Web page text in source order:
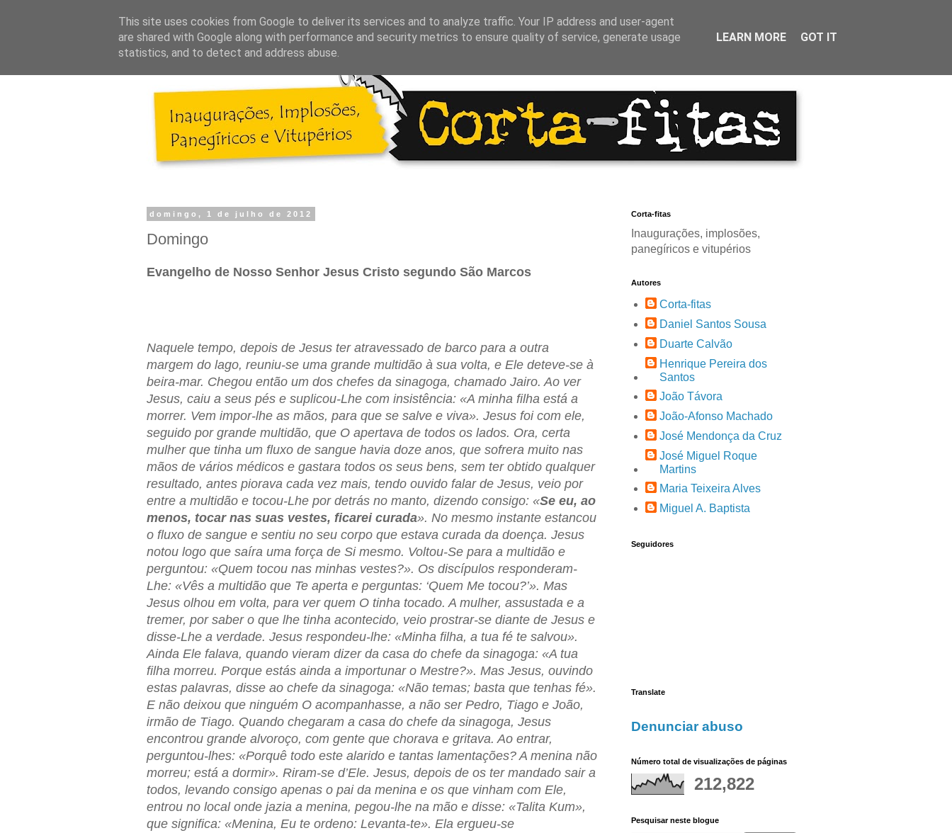
domingo, 1 de julho de 2012
Domingo
Evangelho de Nosso Senhor Jesus Cristo segundo São Marcos
Naquele tempo, depois de Jesus ter atravessado de barco para a outra
margem do lago, reuniu-se uma grande multidão à sua volta, e Ele deteve-se à
beira-mar. Chegou então um dos chefes da sinagoga, chamado Jairo. Ao ver
Jesus, caiu a seus pés e suplicou-Lhe com insistência: «A minha filha está a
morrer. Vem impor-lhe as mãos, para que se salve e viva». Jesus foi com ele,
seguido por grande multidão, que O apertava de todos os lados. Ora, certa
mulher que tinha um fluxo de sangue havia doze anos, que sofrera muito nas
mãos de vários médicos e gastara todos os seus bens, sem ter obtido qualquer
resultado, antes piorava cada vez mais, tendo ouvido falar de Jesus, veio por
entre a multidão e tocou-Lhe por detrás no manto, dizendo consigo: «Se eu, ao
menos, tocar nas suas vestes, ficarei curada». No mesmo instante estancou
o fluxo de sangue e sentiu no seu corpo que estava curada da doença. Jesus
notou logo que saíra uma força de Si mesmo. Voltou-Se para a multidão e
perguntou: «Quem tocou nas minhas vestes?». Os discípulos responderam-
Lhe: «Vês a multidão que Te aperta e perguntas: ‘Quem Me tocou?’». Mas
Jesus olhou em volta, para ver quem O tinha tocado. A mulher, assustada e a
tremer, por saber o que lhe tinha acontecido, veio prostrar-se diante de Jesus e
disse-Lhe a verdade. Jesus respondeu-lhe: «Minha filha, a tua fé te salvou».
Ainda Ele falava, quando vieram dizer da casa do chefe da sinagoga: «A tua
filha morreu. Porque estás ainda a importunar o Mestre?». Mas Jesus, ouvindo
estas palavras, disse ao chefe da sinagoga: «Não temas; basta que tenhas fé».
E não deixou que ninguém O acompanhasse, a não ser Pedro, Tiago e João,
irmão de Tiago. Quando chegaram a casa do chefe da sinagoga, Jesus
encontrou grande alvoroço, com gente que chorava e gritava. Ao entrar,
perguntou-lhes: «Porquê todo este alarido e tantas lamentações? A menina não
morreu; está a dormir». Riram-se d’Ele. Jesus, depois de os ter mandado sair a
todos, levando consigo apenas o pai da menina e os que vinham com Ele,
entrou no local onde jazia a menina, pegou-lhe na mão e disse: «Talita Kum»,
que significa: «Menina, Eu te ordeno: Levanta-te». Ela ergueu-se
Corta-fitas
Inaugurações, implosões,
panegíricos e vitupérios
Autores
Corta-fitas
Daniel Santos Sousa
Duarte Calvão
Henrique Pereira dos
Santos
João Távora
João-Afonso Machado
José Mendonça da Cruz
José Miguel Roque
Martins
Maria Teixeira Alves
Miguel A. Baptista
Seguidores
Translate
Denunciar abuso
Número total de visualizações de páginas
212,822
Pesquisar neste blogue
This site uses cookies from Google to deliver its services and to analyze traffic. Your IP address and user-agent
are shared with Google along with performance and security metrics to ensure quality of service, generate usage
statistics, and to detect and address abuse.
LEARN MORE GOT IT